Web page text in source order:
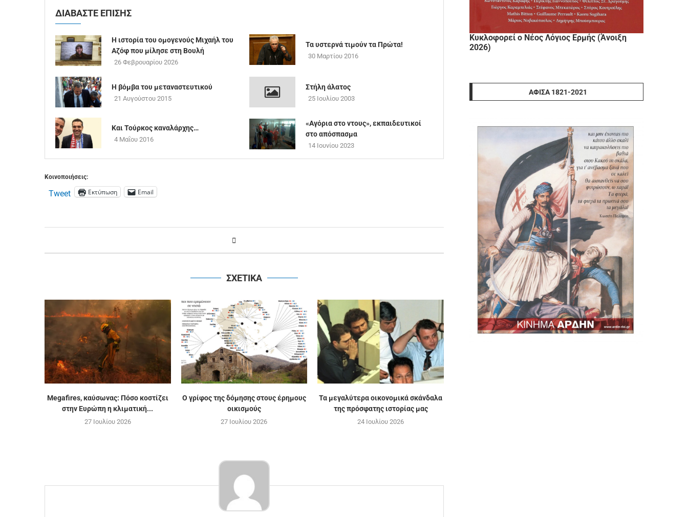
ΔΙΑΒΑΣΤΕ ΕΠΙΣΗΣ
Η ιστορία του ομογενούς Μιχαήλ του
Αζόφ που μίλησε στη Βουλή
26 Φεβρουαρίου 2026
Τα υστερνά τιμούν τα Πρώτα!
30 Μαρτίου 2016
Η βόμβα του μεταναστευτικού
21 Αυγούστου 2015
Στήλη άλατος
25 Ιουλίου 2003
Και Τούρκος καναλάρχης…
4 Μαΐου 2016
«Αγόρια στο ντους», εκπαιδευτικοί
στο απόσπασμα
14 Ιουνίου 2023
Κοινοποιήσεις:
Tweet Εκτύπωση Email
ΣΧΕΤΙΚΑ
Megafires, καύσωνας: Πόσο κοστίζει
στην Ευρώπη η κλιματική...
27 Ιουλίου 2026
Ο γρίφος της δόμησης στους έρημους
οικισμούς
27 Ιουλίου 2026
Τα μεγαλύτερα οικονομικά σκάνδαλα
της πρόσφατης ιστορίας μας
24 Ιουλίου 2026
Κυκλοφορεί ο Νέος Λόγιος Ερμής (Άνοιξη
2026)
ΑΦΊΣΑ 1821-2021